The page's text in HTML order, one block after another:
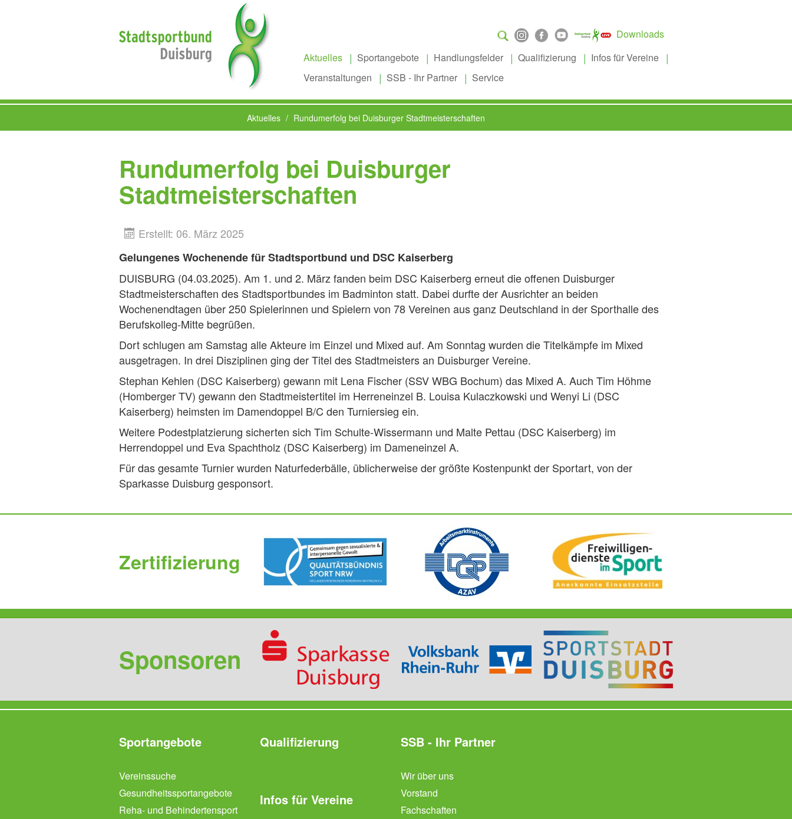
Suchen
Downloads
Aktuelles
Sportangebote Handlungsfelder Qualifizierung
Infos für Vereine
Veranstaltungen
SSB - Ihr Partner Service
Aktuelles Rundumerfolg bei Duisburger Stadtmeisterschaften
Rundumerfolg bei Duisburger
Stadtmeisterschaften
Erstellt: 06. März 2025
Gelungenes Wochenende für Stadtsportbund und DSC Kaiserberg
DUISBURG (04.03.2025). Am 1. und 2. März fanden beim DSC Kaiserberg erneut die offenen Duisburger
Stadtmeisterschaften des Stadtsportbundes im Badminton statt. Dabei durfte der Ausrichter an beiden
Wochenendtagen über 250 Spielerinnen und Spielern von 78 Vereinen aus ganz Deutschland in der Sporthalle des
Berufskolleg-Mitte begrüßen.
Dort schlugen am Samstag alle Akteure im Einzel und Mixed auf. Am Sonntag wurden die Titelkämpfe im Mixed
ausgetragen. In drei Disziplinen ging der Titel des Stadtmeisters an Duisburger Vereine.
Stephan Kehlen (DSC Kaiserberg) gewann mit Lena Fischer (SSV WBG Bochum) das Mixed A. Auch Tim Höhme
(Homberger TV) gewann den Stadtmeistertitel im Herreneinzel B. Louisa Kulaczkowski und Wenyi Li (DSC
Kaiserberg) heimsten im Damendoppel B/C den Turniersieg ein.
Weitere Podestplatzierung sicherten sich Tim Schulte-Wissermann und Malte Pettau (DSC Kaiserberg) im
Herrendoppel und Eva Spachtholz (DSC Kaiserberg) im Dameneinzel A.
Für das gesamte Turnier wurden Naturfederbälle, üblicherweise der größte Kostenpunkt der Sportart, von der
Sparkasse Duisburg gesponsort.
Zertifizierung
Sponsoren
Sportangebote
Vereinssuche
Gesundheitssportangebote
Reha- und Behindertensport
Qualifizierung
Infos für Vereine
SSB - Ihr Partner
Wir über uns
Vorstand
Fachschaften